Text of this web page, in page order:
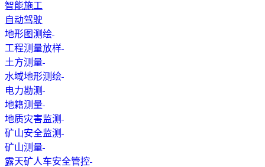
智能施工
自动驾驶
地形图测绘
工程测量放样
土方测量
水域地形测绘
电力勘测
地籍测量
地质灾害监测
矿山安全监测
矿山测量
露天矿人车安全管控